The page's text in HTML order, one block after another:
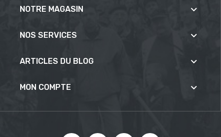
NOTRE MAGASIN 
NOS SERVICES 
ARTICLES DU BLOG 
MON COMPTE 